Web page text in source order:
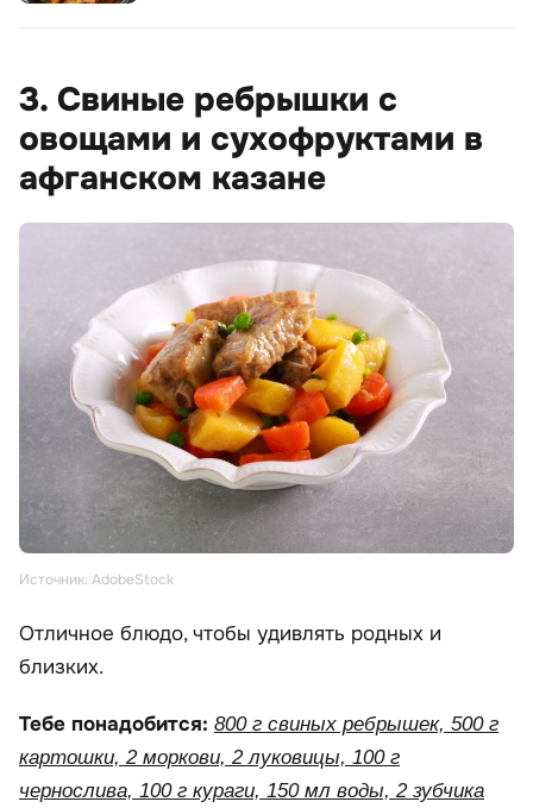
3. Свиные ребрышки с
овощами и сухофруктами в
афганском казане
Источник: AdobeStock
Отличное блюдо, чтобы удивлять родных и
близких.
Тебе понадобится: 800 г свиных ребрышек, 500 г
картошки, 2 моркови, 2 луковицы, 100 г
чернослива, 100 г кураги, 150 мл воды, 2 зубчика